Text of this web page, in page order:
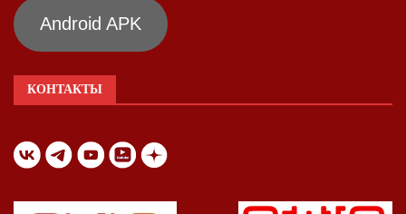
Android APK
КОНТАКТЫ